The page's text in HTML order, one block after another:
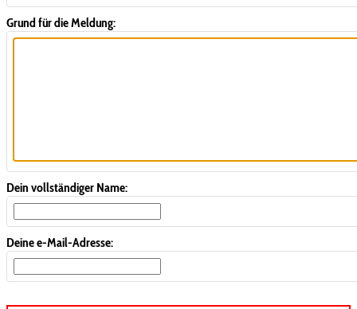
Grund für die Meldung:
Dein vollständiger Name:
Deine e-Mail-Adresse: